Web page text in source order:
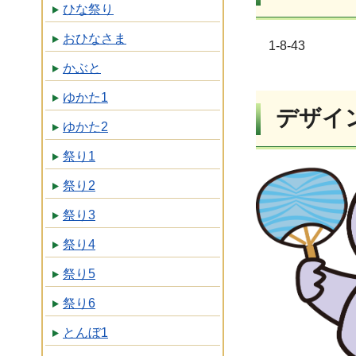
ひな祭り
おひなさま
かぶと
ゆかた1
ゆかた2
祭り1
祭り2
祭り3
祭り4
祭り5
祭り6
とんぼ1
1-8-43
デザイ